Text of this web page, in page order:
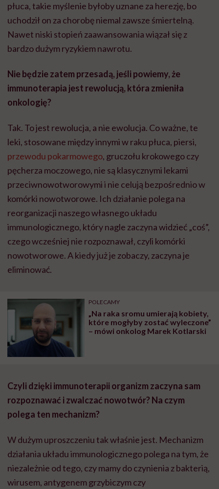
płuca, takie myślenie byłoby uznane za herezję, bo
uchodził on za chorobę niemal zawsze śmiertelną.
Nawet niski stopień zaawansowania wiązał się z
bardzo dużym ryzykiem nawrotu.
Nie będzie zatem przesadą, jeśli powiemy, że
immunoterapia jest rewolucją, która zmieniła
onkologię?
Tak. To jest rewolucja, a nie ewolucja. Co ważne, te
leki, stosowane między innymi w raku płuca, piersi,
przewodu pokarmowego, gruczołu krokowego czy
pęcherza moczowego, nie są klasycznymi lekami
przeciwnowotworowymi i nie celują bezpośrednio w
komórki nowotworowe. Ich działanie polega na
reorganizacji naszego własnego układu
immunologicznego, który nagle zaczyna widzieć „coś”,
czego wcześniej nie rozpoznawał, czyli komórki
nowotworowe. A kiedy już je zobaczy, zaczyna je
eliminować.
POLECAMY
„Na raka sromu umierają kobiety,
które mogłyby zostać wyleczone”
– mówi onkolog Marek Kotlarski
Czyli dzięki immunoterapii organizm zaczyna sam
rozpoznawać i zwalczać nowotwór? Na czym
polega ten mechanizm?
W dużym uproszczeniu tak właśnie jest. Mechanizm
działania układu immunologicznego polega na tym, że
niezależnie od tego, czy mamy do czynienia z bakterią,
wirusem, antygenem grzybiczym czy